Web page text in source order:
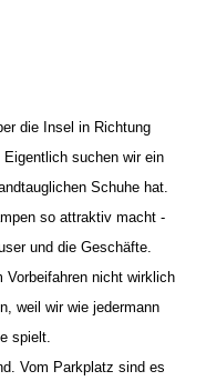
die Insel in Richtung
suchen wir ein
Schuhe hat.
so attraktiv macht -
und die Geschäfte.
nicht wirklich
weil wir wie jedermann
spielt.
Vom Parkplatz sind es